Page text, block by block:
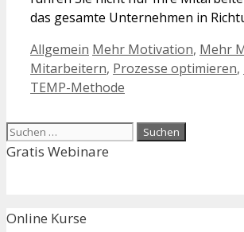
das gesamte Unternehmen in
Kategorien
Allgemein Schlagwörter
Mehr Motivation, Mehr
Mitarbeitern, Prozesse optimieren,
TEMP-Methode
Suchen
nach:
Gratis Webinare
Online Kurse